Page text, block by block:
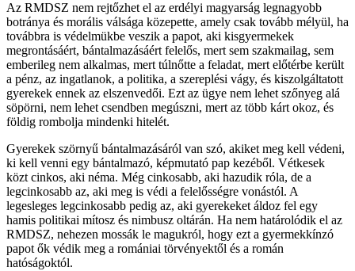
Az RMDSZ nem rejtőzhet el az erdélyi magyarság legnagyobb
botránya és morális válsága közepette, amely csak tovább mélyül, ha
továbbra is védelmükbe veszik a papot, aki kisgyermekek
megrontásáért, bántalmazásáért felelős, mert sem szakmailag, sem
emberileg nem alkalmas, mert túlnőtte a feladat, mert előtérbe került
a pénz, az ingatlanok, a politika, a szereplési vágy, és kiszolgáltatott
gyerekek ennek az elszenvedői. Ezt az ügye nem lehet szőnyeg alá
söpörni, nem lehet csendben megúszni, mert az több kárt okoz, és
földig rombolja mindenki hitelét.
Gyerekek szörnyű bántalmazásáról van szó, akiket meg kell védeni,
ki kell venni egy bántalmazó, képmutató pap kezéből. Vétkesek
közt cinkos, aki néma. Még cinkosabb, aki hazudik róla, de a
legcinkosabb az, aki meg is védi a felelősségre vonástól. A
legesleges legcinkosabb pedig az, aki gyerekeket áldoz fel egy
hamis politikai mítosz és nimbusz oltárán. Ha nem határolódik el az
RMDSZ, nehezen mossák le magukról, hogy ezt a gyermekkínzó
papot ők védik meg a romániai törvényektől és a román
hatóságoktól.